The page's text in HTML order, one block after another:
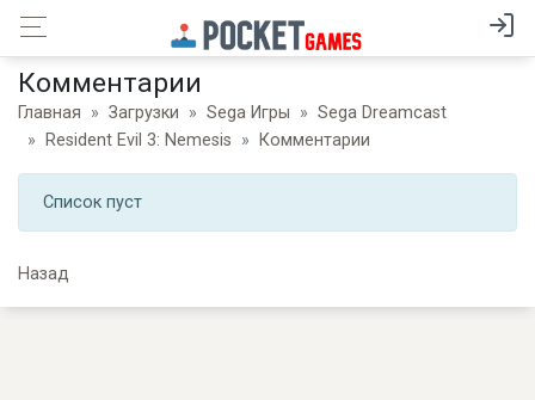
Комментарии
Главная Загрузки Sega Игры
Sega Dreamcast
Resident Evil 3: Nemesis
Комментарии
Список пуст
Назад